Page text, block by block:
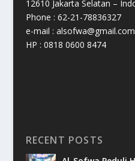
12610 Jakarta Selatan –
Phone : 62-21-78836327
e-mail : alsofwa@gmail.com
HP : 0818 0600 8474
RECENT POSTS